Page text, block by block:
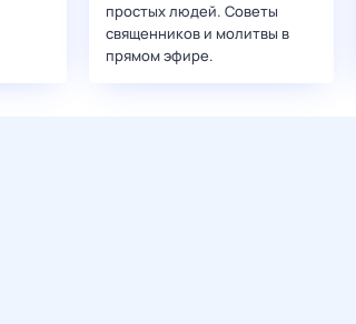
простых людей. Советы
священников и молитвы в
прямом эфире.